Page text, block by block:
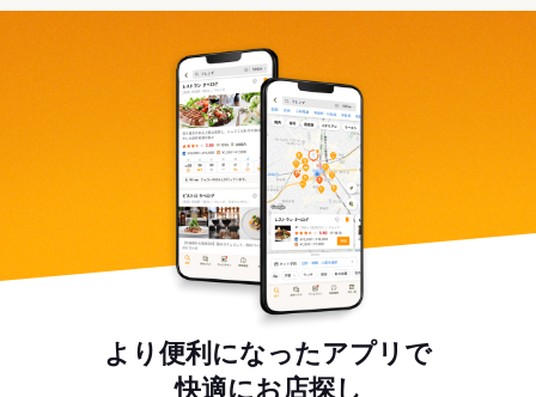
より便利になったアプリで
快適にお店探し